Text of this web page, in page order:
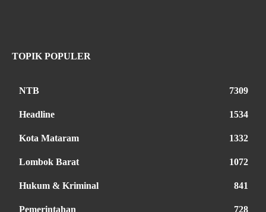
TOPIK POPULER
NTB 7309
Headline 1534
Kota Mataram 1332
Lombok Barat 1072
Hukum & Kriminal 841
Pemerintahan 728